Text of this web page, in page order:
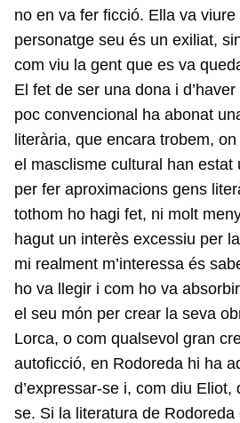
no en va fer ficció. Ella va viure
personatge seu és un exiliat,
com viu la gent que es va
El fet de ser una dona i
poc convencional ha abonat
literària, que encara trobem,
el masclisme cultural han estat
per fer aproximacions gens
tothom ho hagi fet, ni molt
hagut un interès excessiu per
mi realment m’interessa és
ho va llegir i com ho va
el seu món per crear la seva
Lorca, o com qualsevol gran
autoficció, en Rodoreda hi ha
d’expressar-se i, com diu
se. Si la literatura de